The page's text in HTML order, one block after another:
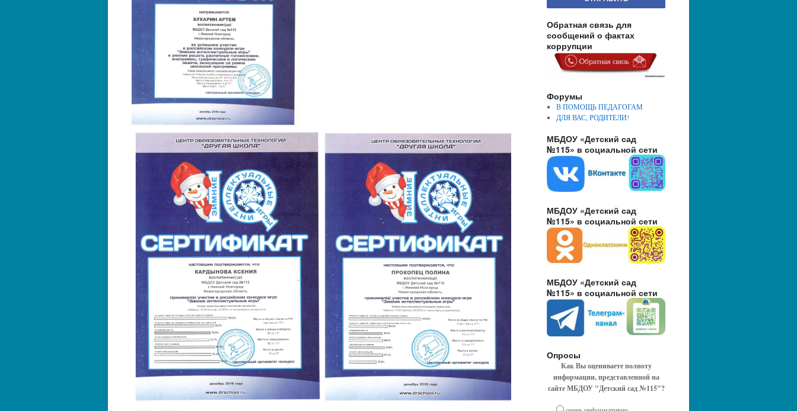
Обратная связь для
сообщений о фактах
коррупции
Форумы
В ПОМОЩЬ ПЕДАГОГАМ
ДЛЯ ВАС, РОДИТЕЛИ!
МБДОУ «Детский сад
№115» в социальной сети
МБДОУ «Детский сад
№115» в социальной сети
МБДОУ «Детский сад
№115» в социальной сети
Опросы
Как Вы оцениваете полноту
информации, представленной на
сайте МБДОУ "Детский сад №115"?